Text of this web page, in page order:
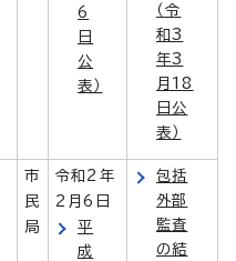
6
日
公
表）
（令
和3
年3
月18
日公
表）
市
民
局
令和2年
2月6日
平
成
包括
外部
監査
の結